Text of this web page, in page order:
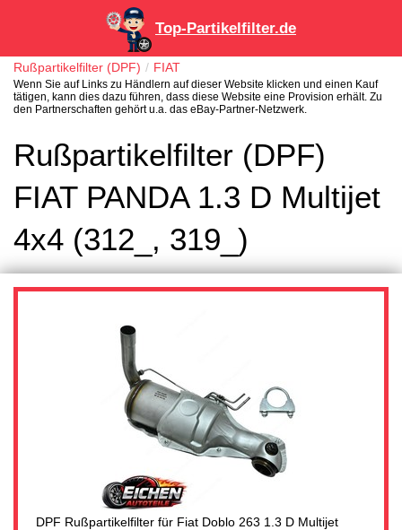
Top-Partikelfilter.de
Rußpartikelfilter (DPF) FIAT
Wenn Sie auf Links zu Händlern auf dieser Website klicken und einen Kauf
tätigen, kann dies dazu führen, dass diese Website eine Provision erhält. Zu
den Partnerschaften gehört u.a. das eBay-Partner-Netzwerk.
Rußpartikelfilter (DPF)
FIAT PANDA 1.3 D Multijet
4x4 (312_, 319_)
DPF Rußpartikelfilter für Fiat Doblo 263 1.3 D Multijet